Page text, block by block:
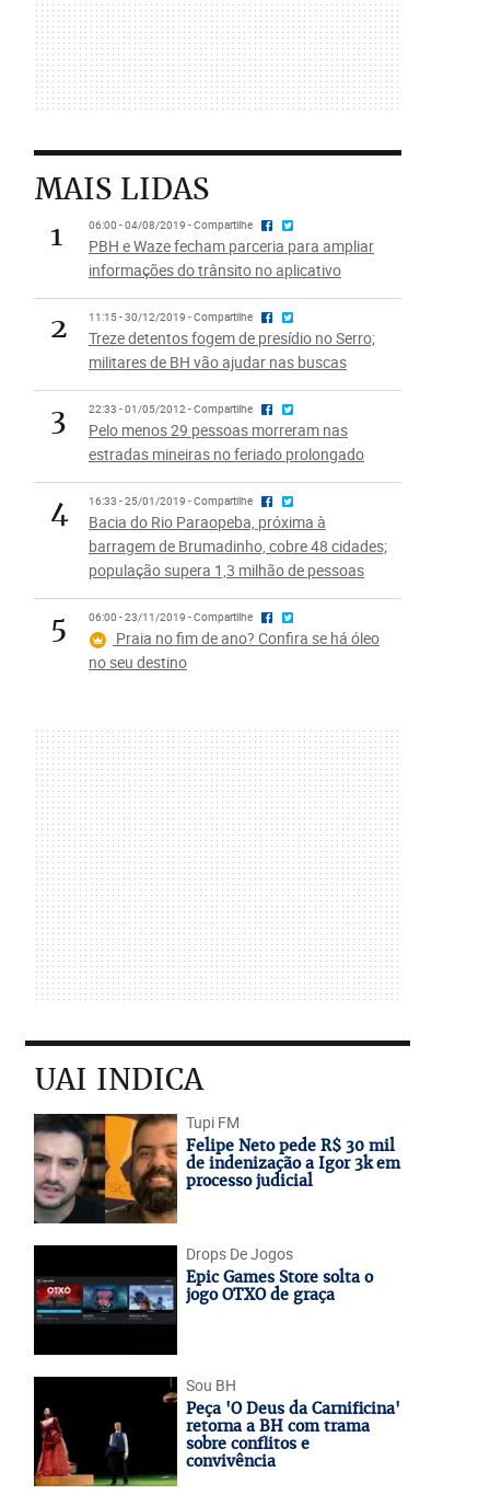
MAIS LIDAS
1
06:00 - 04/08/2019 - Compartilhe
PBH e Waze fecham parceria para ampliar
informações do trânsito no aplicativo
2 11:15 - 30/12/2019 - Compartilhe
Treze detentos fogem de presídio no Serro;
militares de BH vão ajudar nas buscas
3 22:33 - 01/05/2012 - Compartilhe
Pelo menos 29 pessoas morreram nas
estradas mineiras no feriado prolongado
4 16:33 - 25/01/2019 - Compartilhe
Bacia do Rio Paraopeba, próxima à
barragem de Brumadinho, cobre 48 cidades;
população supera 1,3 milhão de pessoas
5 06:00 - 23/11/2019 - Compartilhe
Praia no fim de ano? Confira se há óleo
no seu destino
UAI INDICA
Tupi FM
Felipe Neto pede R$ 30 mil
de indenização a Igor 3k em
processo judicial
Drops De Jogos
Epic Games Store solta o
jogo OTXO de graça
Sou BH
Peça 'O Deus da Carnificina'
retorna a BH com trama
sobre conflitos e
convivência